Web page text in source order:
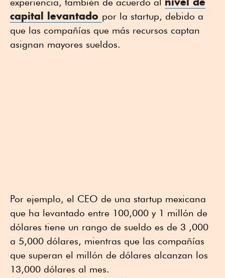
capital levantado por la startup, debido a
que las compañías que más recursos captan
asignan mayores sueldos.
Por ejemplo, el CEO de una startup mexicana
que ha levantado entre 100,000 y 1 millón de
dólares tiene un rango de sueldo es de 3 ,000
a 5,000 dólares, mientras que las compañías
que superan el millón de dólares alcanzan los
13,000 dólares al mes.